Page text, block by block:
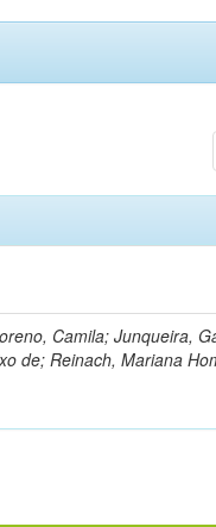
Camila; Junqueira,
de; Reinach, Mariana